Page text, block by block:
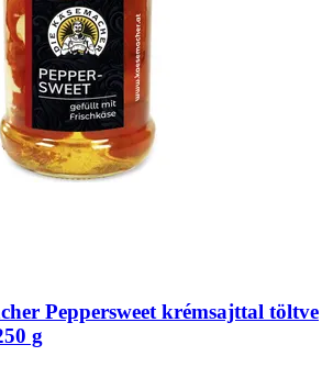
Peppersweet krémsajttal töltve
g